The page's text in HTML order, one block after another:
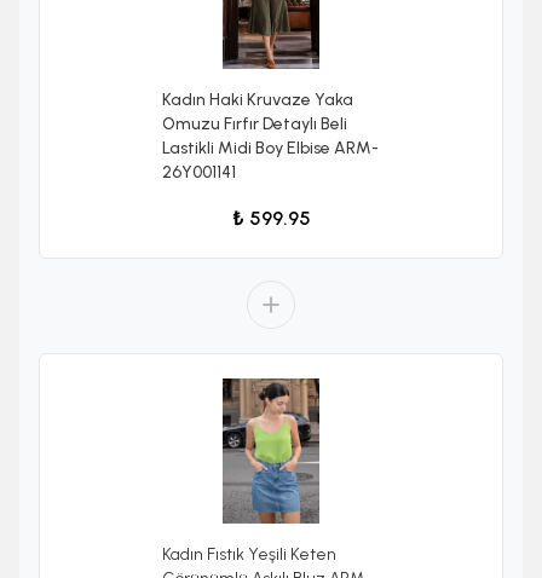
Kadın Haki Kruvaze Yaka
Omuzu Fırfır Detaylı Beli
Lastikli Midi Boy Elbise ARM-
26Y001141
₺ 599.95
Kadın Fıstık Yeşili Keten